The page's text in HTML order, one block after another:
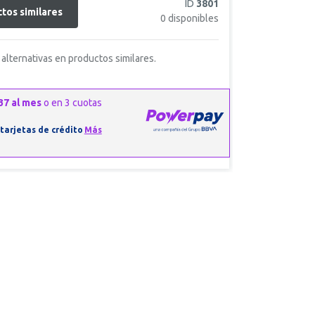
similares
ID 3801
0disponibles
en productos similares.